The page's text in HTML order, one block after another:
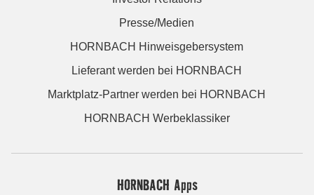
Presse/Medien
HORNBACH Hinweisgebersystem
Lieferant werden bei HORNBACH
Marktplatz-Partner werden bei HORNBACH
HORNBACH Werbeklassiker
HORNBACH Apps